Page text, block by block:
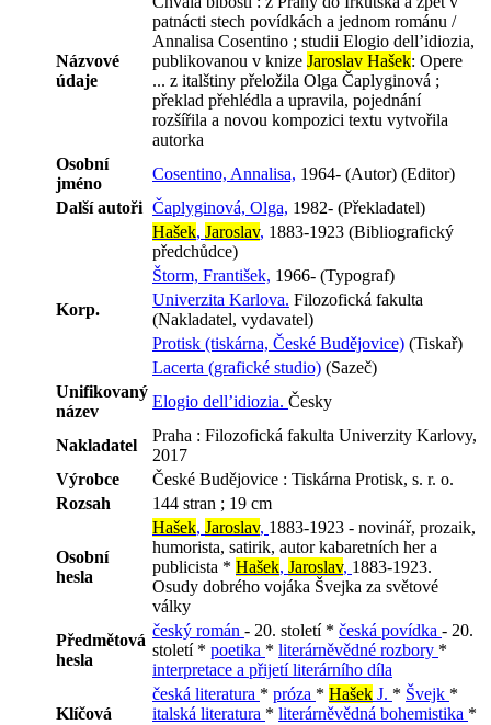
Názvové
údaje
patnácti stech povídkách a jednom románu /
Annalisa Cosentino ; studii Elogio dell’idiozia,
publikovanou v knize Jaroslav Hašek: Opere
... z italštiny přeložila Olga Čaplyginová ;
překlad přehlédla a upravila, pojednání
rozšířila a novou kompozici textu vytvořila
autorka
Osobní
jméno
Cosentino, Annalisa, 1964- (Autor) (Editor)
Další autoři Čaplyginová, Olga, 1982- (Překladatel)
Hašek, Jaroslav, 1883-1923 (Bibliografický
předchůdce)
Štorm, František, 1966- (Typograf)
Korp.
Univerzita Karlova. Filozofická fakulta
(Nakladatel, vydavatel)
Protisk (tiskárna, České Budějovice) (Tiskař)
Lacerta (grafické studio) (Sazeč)
Unifikovaný
název
Elogio dell’idiozia. Česky
Nakladatel
Praha : Filozofická fakulta Univerzity Karlovy,
2017
Výrobce
České Budějovice : Tiskárna Protisk, s. r. o.
Rozsah
144 stran ; 19 cm
Osobní
hesla
Hašek, Jaroslav, 1883-1923 - novinář, prozaik,
humorista, satirik, autor kabaretních her a
publicista * Hašek, Jaroslav, 1883-1923.
Osudy dobrého vojáka Švejka za světové
války
Předmětová
hesla
český román - 20. století * česká povídka - 20.
století * poetika * literárněvědné rozbory *
interpretace a přijetí literárního díla
Klíčová
česká literatura * próza * Hašek J. * Švejk *
italská literatura * literárněvědná bohemistika *